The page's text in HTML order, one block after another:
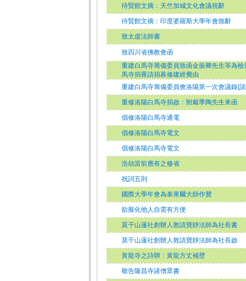
待賢館文摘：天竺加城文化會議祝辭
待賢館文摘：印度婆羅斯大學年會致辭
致太虛法師書
致四川省佛教會函
重建白馬寺籌備委員致函金振卿先生等為檢
馬寺捐冊請捐募修建經費由
重建白馬寺籌備委員會洛陽第一次會議錄(
重修洛陽白馬寺捐啟：附戴季陶先生來函
倡修洛陽白馬寺通電
倡修洛陽白馬寺電文
倡修洛陽白馬寺電文
浩劫當前應有之修省
祝詞五則
國際大學年會為泰果爾大師作贊
欲擬化他人自需有方便
莫干山蓮社創辦人敦請寶靜法師為社長書
莫干山蓮社創辦人敦請寶靜法師為社長啟
黃龍寺之詩聨：黃龍方丈補壁
敬告隆昌寺諸僧眾書